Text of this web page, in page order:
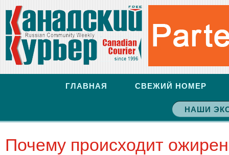
ГЛАВНАЯ СВЕЖИЙ НОМЕР
НАШИ
Почему происходит